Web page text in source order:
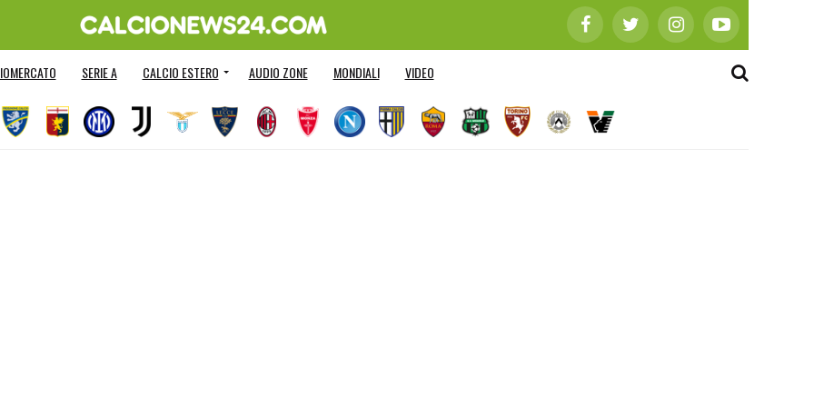
SERIE A CALCIO ESTERO AUDIO ZONE MONDIALI VIDEO